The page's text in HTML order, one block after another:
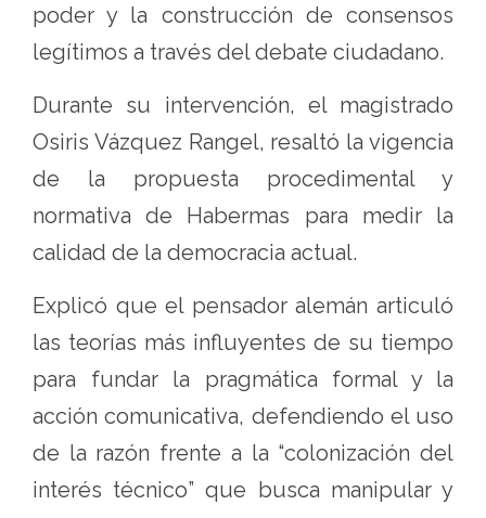
poder y la construcción de consensos
legítimos a través del debate ciudadano.
Durante su intervención, el magistrado
Osiris Vázquez Rangel, resaltó la vigencia
de la propuesta procedimental y
normativa de Habermas para medir la
calidad de la democracia actual.
Explicó que el pensador alemán articuló
las teorías más influyentes de su tiempo
para fundar la pragmática formal y la
acción comunicativa, defendiendo el uso
de la razón frente a la “colonización del
interés técnico” que busca manipular y